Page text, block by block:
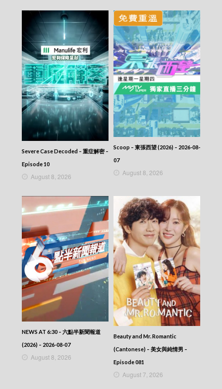
News At 7:30 – 七點半新聞報道 – 2016-09-09
News At 7:30 – 七點半新聞報道 – 2016-09-07
News At 7:30 – 七點半新聞報道 – 2016-09-06
News At 7:30 – 七點半新聞報道 – 2016-09-05
News At 7:30 – 七點半新聞報道 – 2016-09-01
News At 7:30 – 七點半新聞報道 – 2016-08-31
News At 7:30 – 七點半新聞報道 – 2016-08-30
News At 7:30 – 七點半新聞報道 – 2016-08-29
News At 7:30 – 七點半新聞報道 – 2016-08-26
News At 7:30 – 七點半新聞報道 – 2016-08-25
News At 7:30 – 七點半新聞報道 – 2016-08-24
News At 7:30 – 七點半新聞報道 – 2016-08-23
News At 7:30 – 七點半新聞報道 – 2016-08-22
News At 7:30 – 七點半新聞報道 – 2016-08-21
News At 7:30 – 七點半新聞報道 – 2016-08-20
News At 7:30 – 七點半新聞報道 – 2016-08-19
News At 7:30 – 七點半新聞報道 – 2016-08-18
News At 7:30 – 七點半新聞報道 – 2016-08-17
News At 7:30 – 七點半新聞報道 – 2016-08-15
News At 7:30 – 七點半新聞報道 – 2016-08-14
News At 7:30 – 七點半新聞報道 – 2016-08-13
News At 7:30 – 七點半新聞報道 – 2016-08-12
News At 7:30 – 七點半新聞報道 – 2016-08-11
News At 7:30 – 七點半新聞報道 – 2016-08-09
News At 7:30 – 七點半新聞報道 – 2016-08-08
News At 7:30 – 七點半新聞報道 – 2016-08-07
News At 7:30 – 七點半新聞報道 – 2016-08-06
News At 7:30 – 七點半新聞報道 – 2016-08-05
News At 7:30 – 七點半新聞報道 – 2016-08-04
News At 7:30 – 七點半新聞報道 – 2016-08-03
News At 7:30 – 七點半新聞報道 – 2016-07-29
News At 7:30 – 七點半新聞報道 – 2016-07-28
News At 7:30 – 七點半新聞報道 – 2016-07-27
News At 7:30 – 七點半新聞報道 – 2016-07-26
News At 7:30 – 七點半新聞報道 – 2016-07-25
News At 7:30 – 七點半新聞報道 – 2016-07-24
News At 7:30 – 七點半新聞報道 – 2016-07-23
Severe Case Decoded – 重症解密 –
Episode 10
August 8, 2026
Scoop – 東張西望 (2026) – 2026-08-
07
August 8, 2026
NEWS AT 6:30 – 六點半新聞報道
(2026) – 2026-08-07
August 8, 2026
Beauty and Mr. Romantic
(Cantonese) – 美女與純情男 –
Episode 081
August 7, 2026